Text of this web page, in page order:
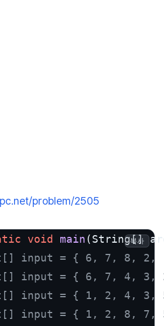
problem/2505
void main(String[]
input = { 6, 7, 8, 2,
input = { 6, 7, 4, 3,
input = { 1, 2, 4, 3,
input = { 1, 2, 8, 7,
복사